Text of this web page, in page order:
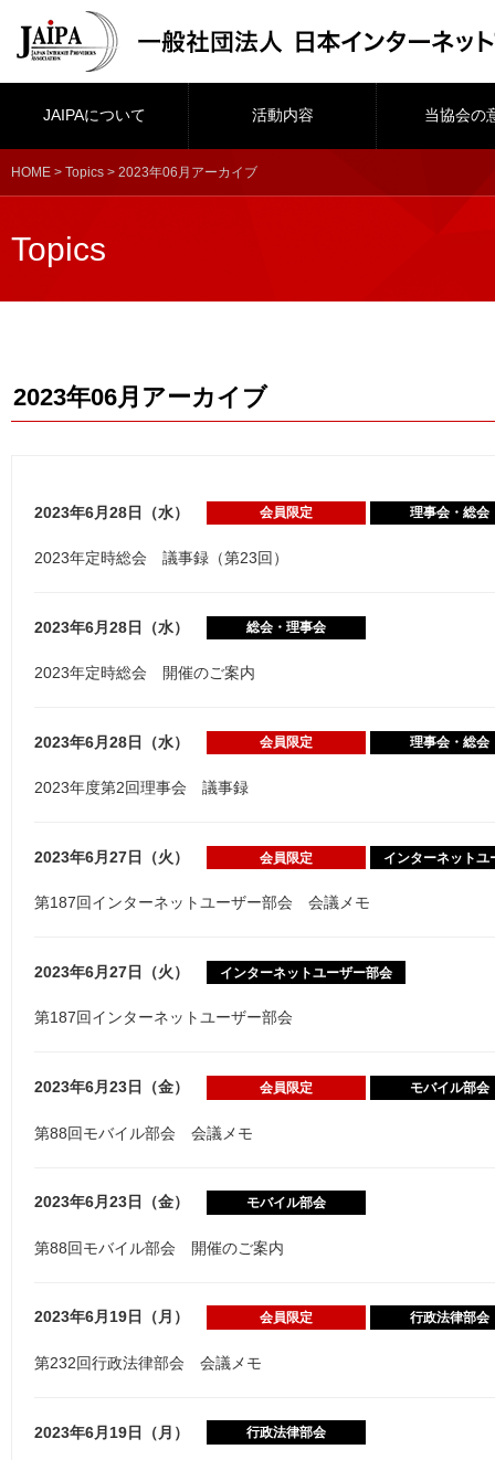
JAIPAについて 活動内容 当協会の
HOME > Topics > 2023年06月アーカイブ
Topics
2023年06月アーカイブ
2023年6月28日（水） 会員限定 理事会・総会
2023年定時総会 議事録（第23回）
2023年6月28日（水） 総会・理事会
2023年定時総会 開催のご案内
2023年6月28日（水） 会員限定 理事会・総会
2023年度第2回理事会 議事録
2023年6月27日（火） 会員限定 インターネットユ
第187回インターネットユーザー部会 会議メモ
2023年6月27日（火） インターネットユーザー部会
第187回インターネットユーザー部会
2023年6月23日（金） 会員限定 モバイル部会
第88回モバイル部会 会議メモ
2023年6月23日（金） モバイル部会
第88回モバイル部会 開催のご案内
2023年6月19日（月） 会員限定 行政法律部会
第232回行政法律部会 会議メモ
2023年6月19日（月） 行政法律部会